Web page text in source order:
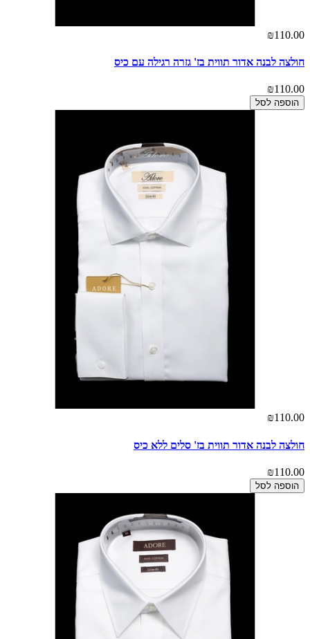
₪110.00
חולצה לבנה אדור תווית בז' גזרה רגילה עם כיס
₪110.00
הוספה לסל
₪110.00
חולצה לבנה אדור תווית בז' סלים ללא כיס
₪110.00
הוספה לסל